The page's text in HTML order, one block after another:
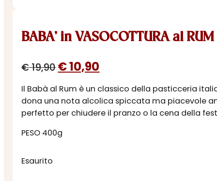
BABA’ in VASOCOTTURA al RUM
€19,90Il
originale
era:
€10,90
attuale
è:
Il Babà al Rum è un classico della pasticceria
dona una nota alcolica spiccata ma piacevole
perfetto per chiudere il pranzo o la cena della
PESO 400g
Esaurito